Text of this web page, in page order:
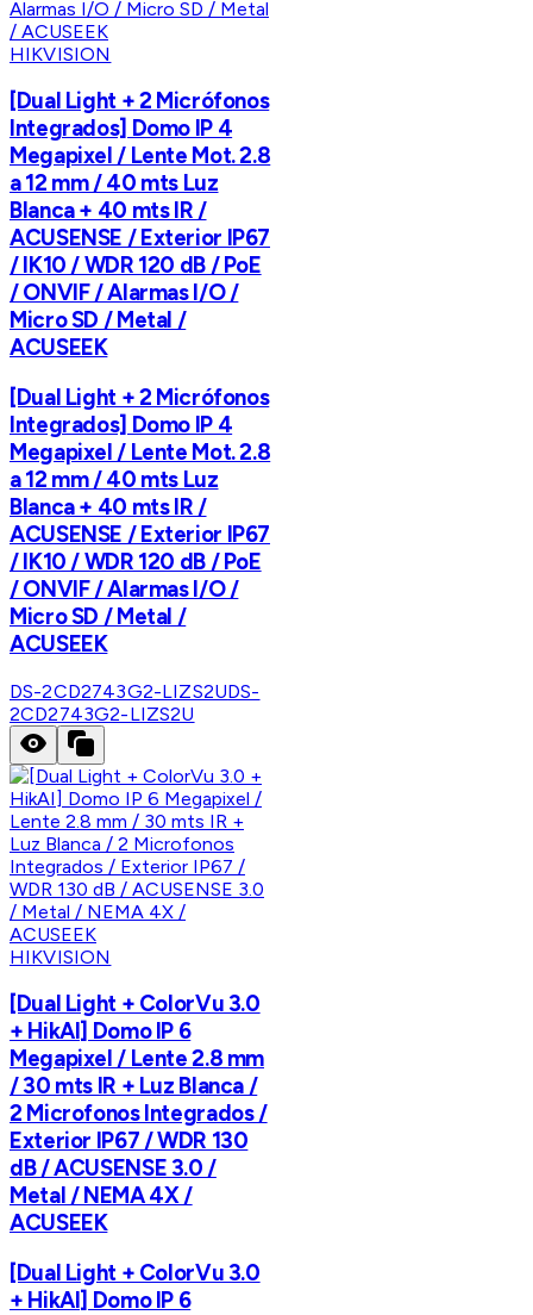
HIKVISION
[Dual Light + 2 Micrófonos
Integrados] Domo IP 4
Megapixel / Lente Mot. 2.8
a 12 mm / 40 mts Luz
Blanca + 40 mts IR /
ACUSENSE / Exterior IP67
/ IK10 / WDR 120 dB / PoE
/ ONVIF / Alarmas I/O /
Micro SD / Metal /
ACUSEEK
[Dual Light + 2 Micrófonos
Integrados] Domo IP 4
Megapixel / Lente Mot. 2.8
a 12 mm / 40 mts Luz
Blanca + 40 mts IR /
ACUSENSE / Exterior IP67
/ IK10 / WDR 120 dB / PoE
/ ONVIF / Alarmas I/O /
Micro SD / Metal /
ACUSEEK
DS-2CD2743G2-LIZS2UDS-
2CD2743G2-LIZS2U
HIKVISION
[Dual Light + ColorVu 3.0
+ HikAI] Domo IP 6
Megapixel / Lente 2.8 mm
/ 30 mts IR + Luz Blanca /
2 Microfonos Integrados /
Exterior IP67 / WDR 130
dB / ACUSENSE 3.0 /
Metal / NEMA 4X /
ACUSEEK
[Dual Light + ColorVu 3.0
+ HikAI] Domo IP 6